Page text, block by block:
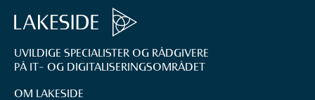
UVILDIGE SPECIALISTER OG RÅDGIVERE
PÅ IT- OG DIGITALISERINGS­OMRÅDET
OM LAKESIDE